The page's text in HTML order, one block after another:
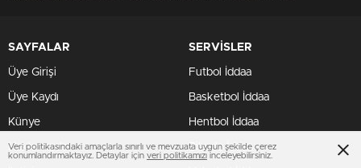
SAYFALAR
Üye Girişi
Üye Kaydı
Künye
Hakkımızda
SERVİSLER
Futbol İddaa
Basketbol İddaa
Hentbol İddaa
Bilardo İddaa
Veri politikasındaki amaçlarla sınırlı ve mevzuata uygun şekilde çerez
konumlandırmaktayız. Detaylar için veri politikamızı inceleyebilirsiniz.